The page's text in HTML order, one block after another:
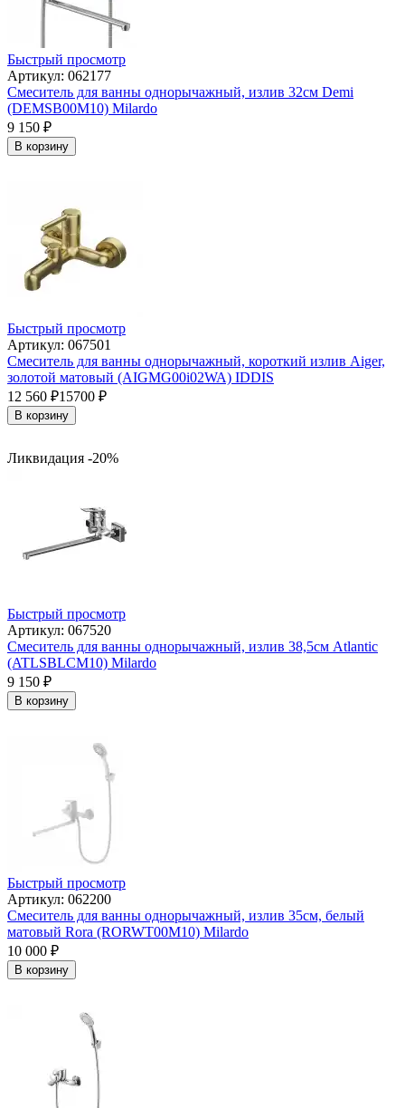
Быстрый просмотр
Артикул: 062177
Смеситель для ванны однорычажный, излив 32см Demi
(DEMSB00M10) Milardo
9 150 ₽
В корзину
Быстрый просмотр
Артикул: 067501
Смеситель для ванны однорычажный, короткий излив Aiger,
золотой матовый (AIGMG00i02WA) IDDIS
12 560 ₽15700 ₽
В корзину
Ликвидация -20%
Быстрый просмотр
Артикул: 067520
Смеситель для ванны однорычажный, излив 38,5см Atlantic
(ATLSBLCM10) Milardo
9 150 ₽
В корзину
Быстрый просмотр
Артикул: 062200
Смеситель для ванны однорычажный, излив 35см, белый
матовый Rora (RORWT00M10) Milardo
10 000 ₽
В корзину